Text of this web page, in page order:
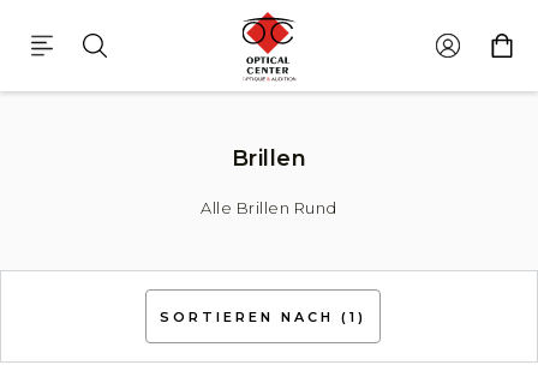
Brillen Rund
Brillen
Alle Brillen Rund
SORTIEREN NACH (1)